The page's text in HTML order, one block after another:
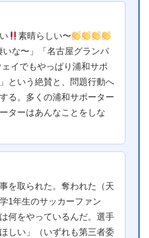
素晴らしい〜
いな〜」「名古屋グランパ
イでもやっぱり浦和サポ
という絶賛と、問題行動へ
る。多くの浦和サポーター
ターはあんなことをしな
を取られた。奪われた（天
1年生のサッカーファン
何をやっているんだ。選手
しい」（いずれも第三者委